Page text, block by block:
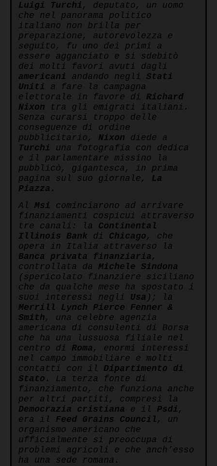
Luigi Turchi , deputato, un uomo
che nel panorama politico
italiano non brilla per
preparazione, autorevolezza e
seguito, fu uno dei primi a
essere agganciato e si sdebitò
dei molti favori avuti dagli
americani andando negli Stati
Uniti a fare la campagna
elettorale in favore di Richard
Nixon tra gli emigrati italiani.
Senza curarsi troppo delle
conseguenze di ordine
pubblicitario, Nixon diede a
Turchi una fotografia con dedica
e il parlamentare missino la
pubblicò, gigantesca, in prima
pagina sul suo giornale, La
Piazza .
Al Msi cominciarono ad arrivare
finanziamenti cospicui attraverso
tre canali: la Continental
Illinois Bank di Chicago, che
opera in Italia attraverso la
Banca privata finanziaria ,
controllata da Michele Sindona
(spericolato finanziere siciliano
che da qualche mese ha spostato i
suoi interessi negli Usa ); la
Merrill Lynch Pierce Fenner &
Smith, una celebre agenzia
americana di consulenti di Borsa
che ha una lussuosa filiale nel
centro di Roma , enormi interessi
nel campo immobiliare e molti
contatti con il Dipartimento di
Stato . La terza fonte di
finanziamento, che funziona anche
per altri partiti, compresi la
Democrazia cristiana e il Psdi ,
era il Feed Grains Council , un
organismo americano che
ufficialmente si preoccupa di
problemi agricoli e che anch’esso
ha una sede romana.